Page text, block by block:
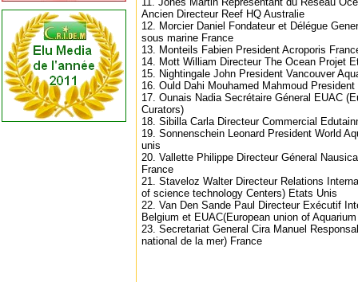
Ancien Directeur Reef HQ Australie
12. Morcier Daniel Fondateur et Délégue
sous marine France
13. Monteils Fabien President Acroporis
14. Mott William Directeur The Ocean Projet
15. Nightingale John President Vancouver
16. Ould Dahi Mouhamed Mahmoud
17. Ounais Nadia Secrétaire Géneral EUAC
Curators)
18. Sibilla Carla Directeur Commercial
19. Sonnenschein Leonard President World
unis
20. Vallette Philippe Directeur Géneral
France
21. Staveloz Walter Directeur Relations
of science technology Centers) Etats Unis
22. Van Den Sande Paul Directeur Exécutif
Belgium et EUAC(European union of
23. Secretariat General Cira Manuel
national de la mer) France